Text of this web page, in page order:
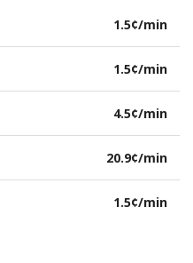
⁦1.5¢⁩/min
⁦1.5¢⁩/min
⁦4.5¢⁩/min
⁦20.9¢⁩/min
⁦1.5¢⁩/min